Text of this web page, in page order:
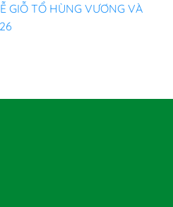
GIỖ TỔ HÙNG VƯƠNG VÀ